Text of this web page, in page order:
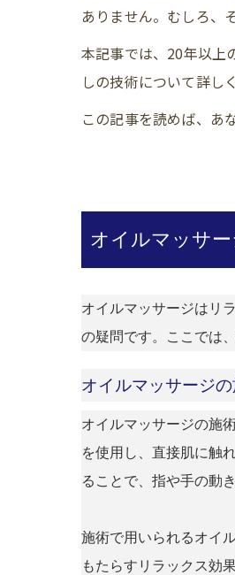
ありません。むしろ、
本記事では、20年以上
しの技術について詳し
この記事を読めば、あ
オイルマッサ
オイルマッサージはリ
の疑問です。ここでは
オイルマッサージ
オイルマッサージの施
を使用し、直接肌に触
ることで、指や手の動
施術で用いられるオイ
もたらすリラックス効